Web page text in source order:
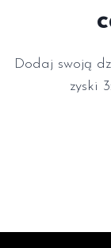
Dodaj swoją
zyski